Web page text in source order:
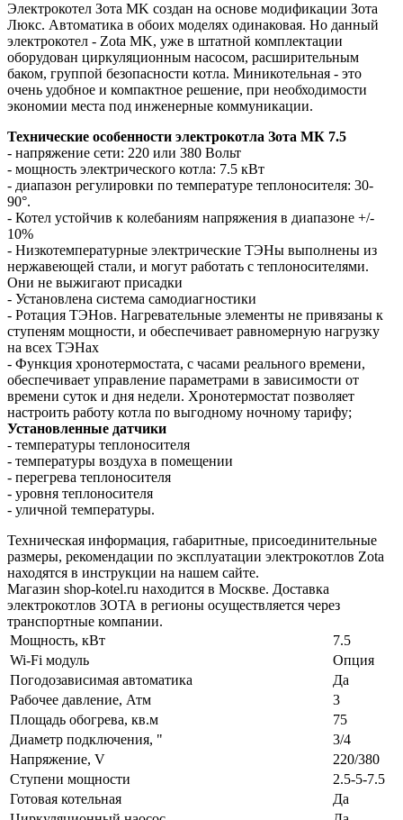
Электрокотел Зота MK создан на основе модификации Зота
Люкс. Автоматика в обоих моделях одинаковая. Но данный
электрокотел - Zota MK, уже в штатной комплектации
оборудован циркуляционным насосом, расширительным
баком, группой безопасности котла. Миникотельная - это
очень удобное и компактное решение, при необходимости
экономии места под инженерные коммуникации.
Технические особенности электрокотла Зота МК 7.5
- напряжение сети: 220 или 380 Вольт
- мощность электрического котла: 7.5 кВт
- диапазон регулировки по температуре теплоносителя: 30-
90°.
- Котел устойчив к колебаниям напряжения в диапазоне +/-
10%
- Низкотемпературные электрические ТЭНы выполнены из
нержавеющей стали, и могут работать с теплоносителями.
Они не выжигают присадки
- Установлена система самодиагностики
- Ротация ТЭНов. Нагревательные элементы не привязаны к
ступеням мощности, и обеспечивает равномерную нагрузку
на всех ТЭНах
- Функция хронотермостата, с часами реального времени,
обеспечивает управление параметрами в зависимости от
времени суток и дня недели. Хронотермостат позволяет
настроить работу котла по выгодному ночному тарифу;
Установленные датчики
- температуры теплоносителя
- температуры воздуха в помещении
- перегрева теплоносителя
- уровня теплоносителя
- уличной температуры.
Техническая информация, габаритные, присоединительные
размеры, рекомендации по эксплуатации электрокотлов Zota
находятся в инструкции на нашем сайте.
Магазин shop-kotel.ru находится в Москве. Доставка
электрокотлов ЗОТА в регионы осуществляется через
транспортные компании.
Мощность, кВт
7.5
Wi-Fi модуль
Опция
Погодозависимая автоматика
Да
Рабочее давление, Атм
3
Площадь обогрева, кв.м
75
Диаметр подключения, "
3/4
Напряжение, V
220/380
Ступени мощности
2.5-5-7.5
Готовая котельная
Да